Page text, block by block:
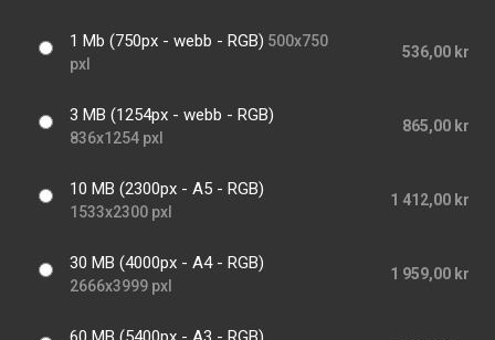
1 Mb (750px - webb - RGB) 500x750
pxl
536,00 kr
3 MB (1254px - webb - RGB)
836x1254 pxl
865,00 kr
10 MB (2300px - A5 - RGB)
1533x2300 pxl
1 412,00 kr
30 MB (4000px - A4 - RGB)
2666x3999 pxl
1 959,00 kr